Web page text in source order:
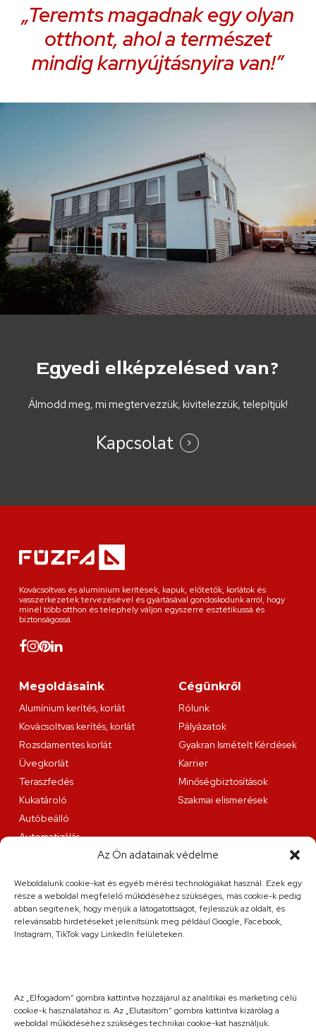
Az Ön adatainak védelme
Weboldalunk cookie-kat és egyéb mérési technológiákat használ. Ezek egy
része a weboldal megfelelő működéséhez szükséges, más cookie-k pedig
abban segítenek, hogy mérjük a látogatottságot, fejlesszük az oldalt, és
relevánsabb hirdetéseket jelenítsünk meg például Google, Facebook,
Instagram, TikTok vagy LinkedIn felületeken.
Az „Elfogadom” gombra kattintva hozzájárul az analitikai és marketing célú
cookie-k használatához is. Az „Elutasítom” gombra kattintva kizárólag a
weboldal működéséhez szükséges technikai cookie-kat használjuk.
„Teremts magadnak egy olyan
otthont, ahol a természet
mindig karnyújtásnyira van!”
Egyedi elképzelésed van?
Álmodd meg, mi megtervezzük, kivitelezzük, telepítjük!
Kapcsolat
Kovácsoltvas és alumínium kerítések, kapuk, előtetők, korlátok és
vasszerkezetek tervezésével és gyártásával gondoskodunk arról, hogy
minél több otthon és telephely váljon egyszerre esztétikussá és
biztonságossá.
Megoldásaink
Alumínium kerítés, korlát
Kovácsoltvas kerítés, korlát
Rozsdamentes korlát
Üvegkorlát
Teraszfedés
Kukatároló
Autóbeálló
Automatizálás
Lakatosüzemi szolgáltatások
Cégünkről
Rólunk
Pályázatok
Gyakran Ismételt Kérdések
Karrier
Minőségbiztosítások
Szakmai elismerések
Fűzfa és Társa Kft.
9200 Mosonmagyaróvár, Juhar utca 8.
Elérhetőség
Szombat: előre egyeztett időpontban